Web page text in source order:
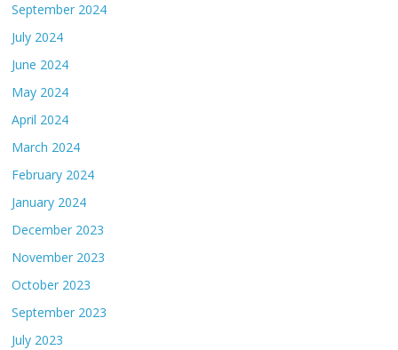
September 2024
July 2024
June 2024
May 2024
April 2024
March 2024
February 2024
January 2024
December 2023
November 2023
October 2023
September 2023
July 2023